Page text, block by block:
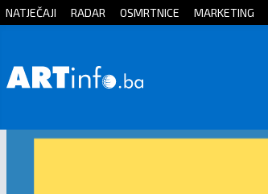
Početna
NATJEČAJI RADAR OSMRTNICE MARKETING